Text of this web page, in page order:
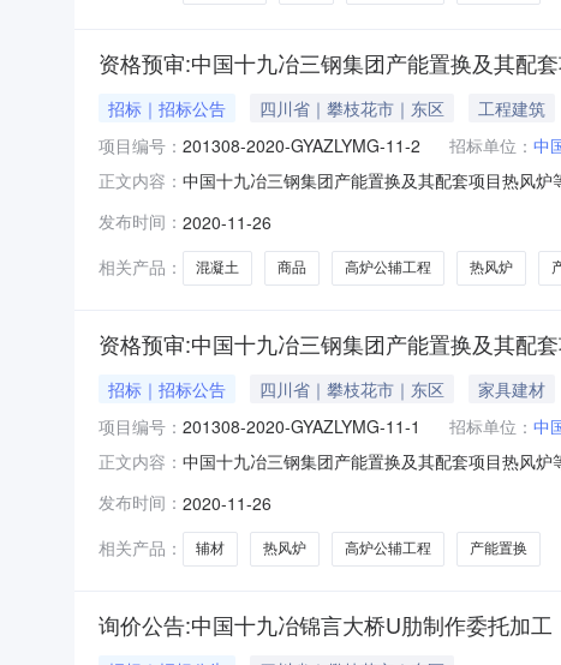
资格预审:中国十九冶三钢集团产能置换及其配
招标｜招标公告 四川省｜攀枝花市｜东区
工程建筑
项目编号： 201308-2020-GYAZLYMG-11-2 招标单位： 中
正文内容： 中国十九冶三钢集团产能置换及其配套项目热风
5、资格预审截止时间：2020年11月27日15时30
发布时间： 2020-11-26
相关产品：
混凝土 商品 高炉公辅工程 热风炉
资格预审:中国十九冶三钢集团产能置换及其配
招标｜招标公告 四川省｜攀枝花市｜东区
家具建材
项目编号： 201308-2020-GYAZLYMG-11-1 招标单位： 中
正文内容： 中国十九冶三钢集团产能置换及其配套项目热风
11月27日15时二、投标人资格要求1、投标人营业
司不
发布时间： 2020-11-26
相关产品：
辅材 热风炉 高炉公辅工程 产能置换
询价公告:中国十九冶锦言大桥U肋制作委托加工